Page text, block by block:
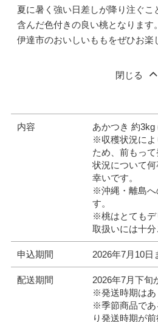
夏に暑く強い日差しが降り注ぐこ
含んだ色付きの良い桃となります。
伊達市のおいしいももをぜひお楽
閉じる
内容
あかつき 約3kg
※収穫状況によ
ため、前もっ
状況について
幸いです。
※沖縄・離島へ
す。
※桃はとてもデ
取扱いには十分
申込期間 2026年7月10日
配送期間
2026年7月下旬
※発送時期はあ
※季節商品であ
り発送時期が